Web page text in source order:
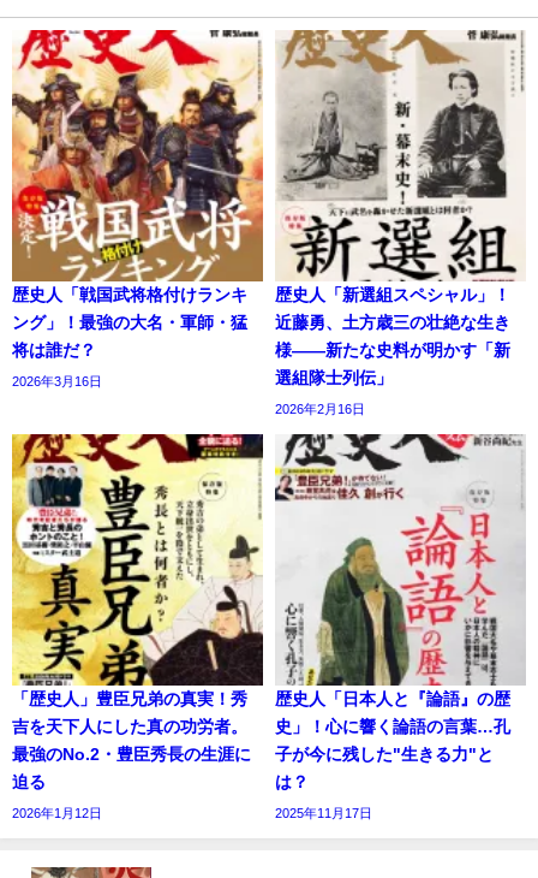
歴史人「戦国武将格付けランキ
ング」！最強の大名・軍師・猛
将は誰だ？
2026年3月16日
歴史人「新選組スペシャル」！
近藤勇、土方歳三の壮絶な生き
様——新たな史料が明かす「新
選組隊士列伝」
2026年2月16日
「歴史人」豊臣兄弟の真実！秀
吉を天下人にした真の功労者。
最強のNo.2・豊臣秀長の生涯に
迫る
2026年1月12日
歴史人「日本人と『論語』の歴
史」！心に響く論語の言葉…孔
子が今に残した"生きる力"と
は？
2025年11月17日